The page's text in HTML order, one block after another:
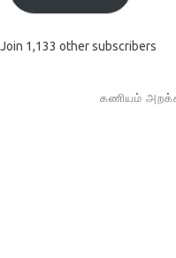
Join 1,133 other subscribers
கணியம்